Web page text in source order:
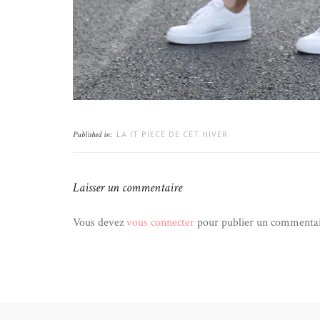
Published in: LA IT PIECE DE CET HIVER
Laisser un commentaire
Vous devezvous connecterpour publier un